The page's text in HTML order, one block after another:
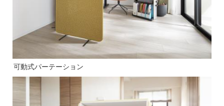
可動式パーテーション